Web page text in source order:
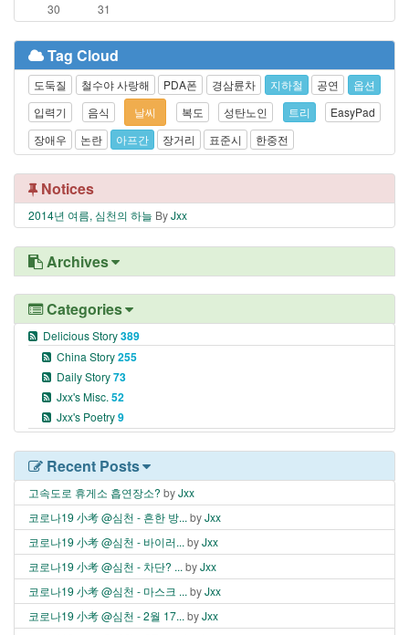
30
31
Tag Cloud
도둑질 철수야 사랑해 PDA폰 경삼륜차 지하철 공연
옵션
입력기
음식 날씨 복도 성탄노인 트리
EasyPad
장애우
논란 아프간 장거리 표준시 한중전
Notices
2014년 여름, 심천의 하늘 ByJxx
Archives
Categories
Delicious Story389
China Story255
Daily Story73
Jxx's Misc. 52
Jxx's Poetry9
Recent Posts
고속도로 휴게소 흡연장소? byJxx
코로나19 小考 @심천 - 흔한 방... byJxx
코로나19 小考 @심천 - 바이러... byJxx
코로나19 小考 @심천 - 차단? ... byJxx
코로나19 小考 @심천 - 마스크 ... byJxx
코로나19 小考 @심천 - 2월 17... byJxx